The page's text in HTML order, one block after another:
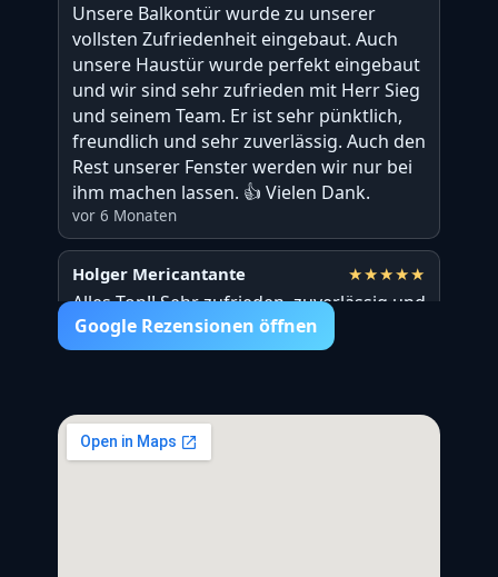
Unsere Balkontür wurde zu unserer
vollsten Zufriedenheit eingebaut. Auch
unsere Haustür wurde perfekt eingebaut
und wir sind sehr zufrieden mit Herr Sieg
und seinem Team. Er ist sehr pünktlich,
freundlich und sehr zuverlässig. Auch den
Rest unserer Fenster werden wir nur bei
ihm machen lassen. 👍 Vielen Dank.
vor 6 Monaten
Holger Mericantante ★★★★★
Alles Top!! Sehr zufrieden, zuverlässig und
saubere Arbeit. Wir haben die Firma Sieg
für das Erneuern von Fenstern, zum
Angeboten war er immer der günstigste.
Wir empfehlen die Firma Sieg jedem.
Google Rezensionen öffnen